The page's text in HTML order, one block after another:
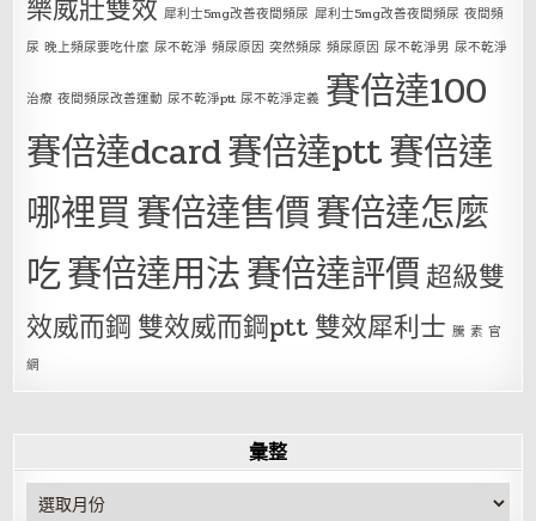
樂威壯雙效 犀利士5mg改善夜間頻尿 犀利士5mg改善夜間頻尿 夜間頻
尿 晚上頻尿要吃什麼 尿不乾淨 頻尿原因 突然頻尿 頻尿原因 尿不乾淨男 尿不乾淨
治療 夜間頻尿改善運動 尿不乾淨ptt 尿不乾淨定義 賽倍達100
賽倍達dcard賽倍達ptt賽倍達
哪裡買賽倍達售價賽倍達怎麼
吃賽倍達用法賽倍達評價超級雙
效威而鋼 雙效威而鋼ptt 雙效犀利士 騰 素 官
網
彙整
彙